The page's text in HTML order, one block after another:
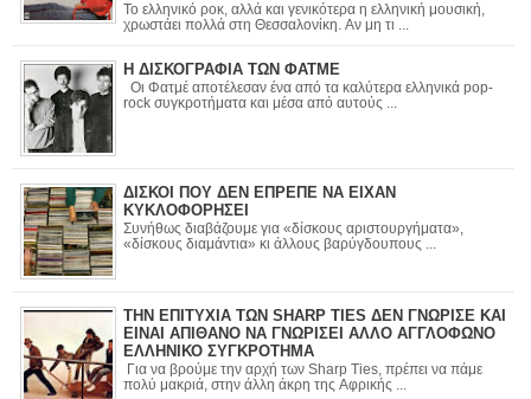
Το ελληνικό ροκ, αλλά και γενικότερα η ελληνική μουσική,
χρωστάει πολλά στη Θεσσαλονίκη. Αν μη τι ...
Η ΔΙΣΚΟΓΡΑΦΙΑ ΤΩΝ ΦΑΤΜΕ
Οι Φατμέ αποτέλεσαν ένα από τα καλύτερα ελληνικά pop-
rock συγκροτήματα και μέσα από αυτούς ...
ΔΙΣΚΟΙ ΠΟΥ ΔΕΝ ΕΠΡΕΠΕ ΝΑ ΕΙΧΑΝ
ΚΥΚΛΟΦΟΡΗΣΕΙ
Συνήθως διαβάζουμε για «δίσκους αριστουργήματα»,
«δίσκους διαμάντια» κι άλλους βαρύγδουπους ...
ΤΗΝ ΕΠΙΤΥΧΙΑ ΤΩΝ SHARP TIES ΔΕΝ ΓΝΩΡΙΣΕ ΚΑΙ
ΕΙΝΑΙ ΑΠΙΘΑΝΟ ΝΑ ΓΝΩΡΙΣΕΙ ΑΛΛΟ ΑΓΓΛΟΦΩΝΟ
ΕΛΛΗΝΙΚΟ ΣΥΓΚΡΟΤΗΜΑ
Για να βρούμε την αρχή των Sharp Ties, πρέπει να πάμε
πολύ μακριά, στην άλλη άκρη της Αφρικής ...